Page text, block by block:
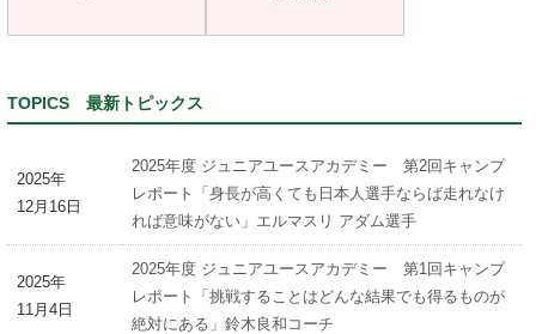
TOPICS 最新トピックス
2025年
12月16日
2025年度 ジュニアユースアカデミー 第2回キャンプ
レポート「身長が高くても日本人選手ならば走れなけ
れば意味がない」エルマスリ アダム選手
2025年
11月4日
2025年度 ジュニアユースアカデミー 第1回キャンプ
レポート「挑戦することはどんな結果でも得るものが
絶対にある」鈴木良和コーチ